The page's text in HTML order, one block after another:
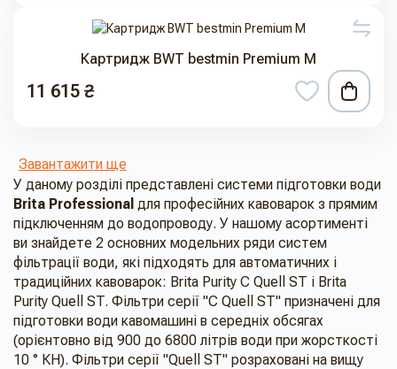
Картридж BWT bestmin Premium M
11 615 ₴
Завантажити ще
У даному розділі представлені системи підготовки води
Brita Professional для професійних кавоварок з прямим
підключенням до водопроводу. У нашому асортименті
ви знайдете 2 основних модельних ряди систем
фільтрації води, які підходять для автоматичних і
традиційних кавоварок: Brita Purity C Quell ST і Brita
Purity Quell ST. Фільтри серії "С Quell ST" призначені для
підготовки води кавомашині в середніх обсягах
(орієнтовно від 900 до 6800 літрів води при жорсткості
10 ° КH). Фільтри серії "Quell ST" розраховані на вищу